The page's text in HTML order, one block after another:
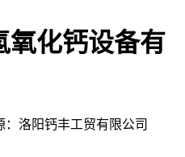
氧化钙设备有
：洛阳钙丰工贸有限公司